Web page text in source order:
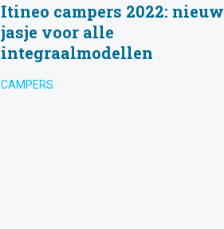
Itineo campers 2022: nieuw
jasje voor alle
integraalmodellen
CAMPERS